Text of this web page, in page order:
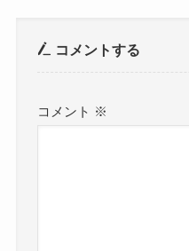
コメントする
コメント ※